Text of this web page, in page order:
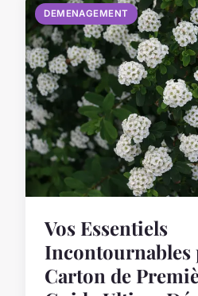
DEMENAGEMENT
Vos Essentiels
Incontournables
Carton de